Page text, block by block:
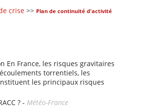
crise >> Plan de continuité d'activité
En France, les risques gravitaires
torrentiels, les
les principaux risques
? - Météo-France